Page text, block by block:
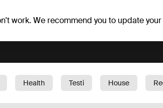
work. We recommend you to update
Health Testi House